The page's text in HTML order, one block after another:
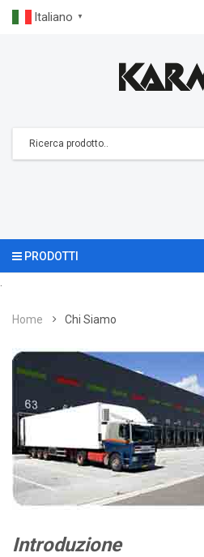
Italiano ▼
PRODOTTI
Home Chi Siamo
Introduzione